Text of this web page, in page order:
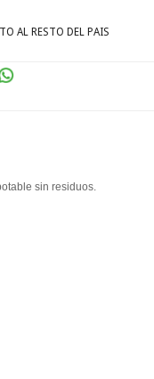
AL RESTO DEL PAIS
sin residuos.